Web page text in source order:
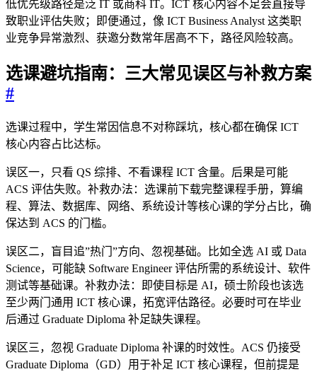
低优先级路径是泛 IT 或商科 IT。ICT 核心内容不足会直接导
致职业评估失败；即便通过，像 ICT Business Analyst 这类职
业竞争异常激烈、获邀分数常年居高不下，路径风险较高。
选课避坑指南：三大常见误区与补救方案
#
选课过程中，学生常因信息不对称踩坑，核心都在确保 ICT
核心内容占比达标。
误区一，只看 QS 综排、不看课程 ICT 含量。后果是可能
ACS 评估失败。补救办法：选课前下载完整课程手册，算编
程、算法、数据库、网络、系统设计等核心课的学分占比，确
保达到 ACS 的门槛。
误区二，盲目追”热门”方向、忽视基础。比如全选 AI 或 Data
Science，可能缺 Software Engineer 评估所需的系统设计、软件
测试等基础课。补救办法：即使目标是 AI，硕士阶段也该选
至少两门通用 ICT 核心课，拓宽评估路径。必要时可在毕业
后通过 Graduate Diploma 补足缺失课程。
误区三，忽视 Graduate Diploma 补课的时效性。ACS 仍接受
Graduate Diploma（GD）用于补足 ICT 核心课程，但前提是